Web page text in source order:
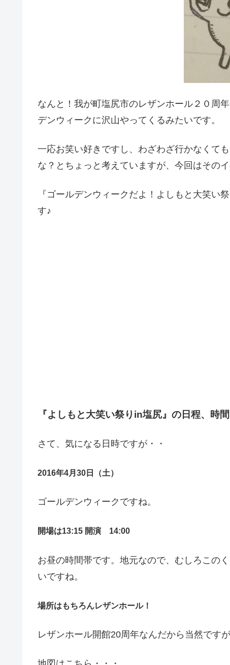
なんと！我が町塩尻市のレザンホール２０周
デンウィークに沢山やってくるみたいです。
一応お笑い好きですし、わざわざ行かなくて
な？とちょっと考えていますが、今回はそのイ
『ゴールデンウィークだよ！よしもと大笑い
す♪
『よしもと大笑い祭りin塩尻』の日程、時
さて、気になる日時ですが・・
2016年4月30日（土）
ゴールデンウィークですね。
開場は13:15 開演 14:00
お昼の時間帯です。地元なので、むしろこの
いですね。
場所はもちろんレザンホール！
レザンホール開館20周年なんだから当然ですが